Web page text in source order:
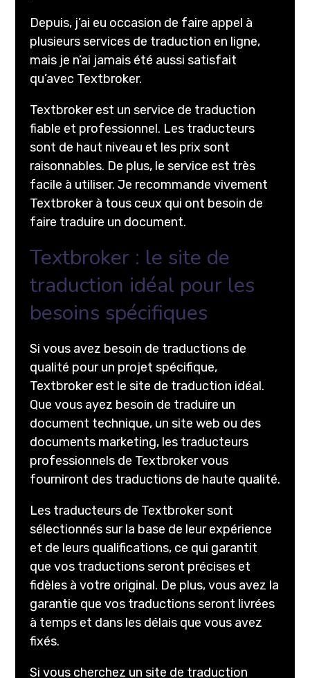
Depuis, j’ai eu occasion de faire appel à
plusieurs services de traduction en ligne,
mais je n’ai jamais été aussi satisfait
qu’avec Textbroker.
Textbroker est un service de traduction
fiable et professionnel. Les traducteurs
sont de haut niveau et les prix sont
raisonnables. De plus, le service est très
facile à utiliser. Je recommande vivement
Textbroker à tous ceux qui ont besoin de
faire traduire un document.
Textbroker : le site de
traduction idéal pour les
besoins spécifiques
Si vous avez besoin de traductions de
qualité pour un projet spécifique,
Textbroker est le site de traduction idéal.
Que vous ayez besoin de traduire un
document technique, un site web ou des
documents marketing, les traducteurs
professionnels de Textbroker vous
fourniront des traductions de haute qualité.
Les traducteurs de Textbroker sont
sélectionnés sur la base de leur expérience
et de leurs qualifications, ce qui garantit
que vos traductions seront précises et
fidèles à votre original. De plus, vous avez la
garantie que vos traductions seront livrées
à temps et dans les délais que vous avez
fixés.
Si vous cherchez un site de traduction